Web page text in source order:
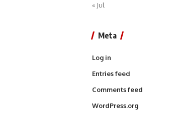
« Jul
Meta
Log in
Entries feed
Comments feed
WordPress.org